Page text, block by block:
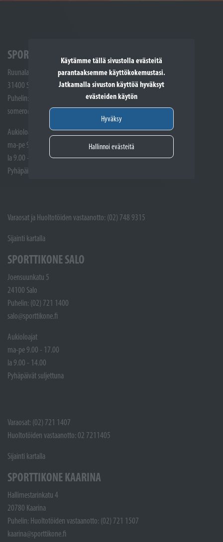
Käytämme tällä sivustolla evästeitä
parantaaksemme käyttökokemustasi.
Jatkamalla sivuston käyttöä hyväksyt
evästeiden käytön
Hyväksy
Hallinnoi evästeitä
SPORTTIKONE SOMERO
Ruunalantie 5
31400 Somero
Puhelin: (02) 748 9300
somero@sporttikone.fi
Aukioloajat
ma-pe 9.00 - 17.00
la 9.00 - 14.00
Pyhäpäivät suljettuna
Varaosat ja Huoltotöiden vastaanotto: (02) 748 9315
Sijainti kartalla
SPORTTIKONE SALO
Joensuunkatu 5
24100 Salo
Puhelin: (02) 721 1400
salo@sporttikone.fi
Aukioloajat
ma-pe 9.00 - 17.00
la 9.00 - 14.00
Pyhäpäivät suljettuna
Varaosat: (02) 721 1407
Huoltotöiden vastaanotto: 02 7211405
Sijainti kartalla
SPORTTIKONE KAARINA
Hallimestarinkatu 4
20780 Kaarina
Puhelin: Huoltotöiden vastaanotto: (02) 721 1507
kaarina@sporttikone.fi